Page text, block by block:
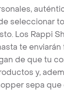
Los Rappi
te
de que tu
y,
sepa